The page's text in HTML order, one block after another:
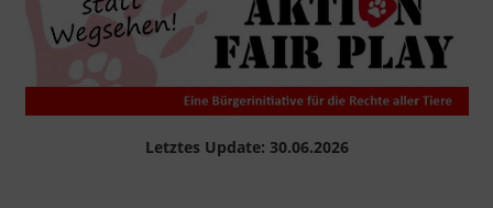
Letztes Update: 30.06.2026